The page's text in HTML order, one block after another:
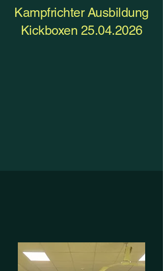
Kampfrichter Ausbildung
Kickboxen 25.04.2026